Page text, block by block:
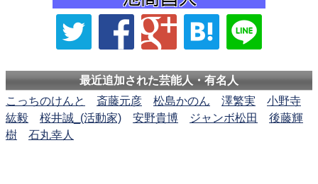
最近追加された芸能人・有名人
こっちのけんと
斎藤元彦 松島かのん 澤繁実
小野寺
紘毅
桜井誠_(活動家) 安野貴博 ジャンボ松田
後藤輝
樹
石丸幸人